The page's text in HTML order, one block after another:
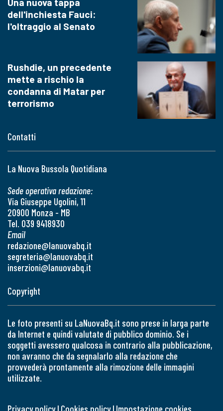
Contatti
La Nuova Bussola Quotidiana
Sede operativa redazione:
Via Giuseppe Ugolini, 11
20900 Monza - MB
Tel. 039 9418930
Email
redazione@lanuovabq.it
segreteria@lanuovabq.it
inserzioni@lanuovabq.it
dell'inchiesta Fauci:
l'oltraggio al Senato
Rushdie, un precedente
mette a rischio la
condanna di Matar per
terrorismo
Copyright
Le foto presenti su LaNuovaBq.it sono prese in larga parte
da Internet e quindi valutate di pubblico dominio. Se i
soggetti avessero qualcosa in contrario alla pubblicazione,
non avranno che da segnalarlo alla redazione che
provvederà prontamente alla rimozione delle immagini
utilizzate.
Privacy policy| Cookies policy| Impostazione cookies